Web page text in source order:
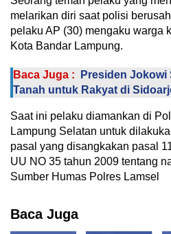
melarikan diri saat polisi
pelaku AP (30) mengaku warga
Kota Bandar Lampung.
Baca Juga :
Presiden Jokowi
Tanah untuk Rakyat di
Saat ini pelaku diamankan di
Lampung Selatan untuk
pasal yang disangkakan pasal
UU NO 35 tahun 2009 tentang
Sumber Humas Polres Lamsel
Baca Juga